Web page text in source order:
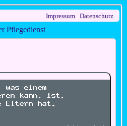
Impressum Datenschutz
Pflegedienst